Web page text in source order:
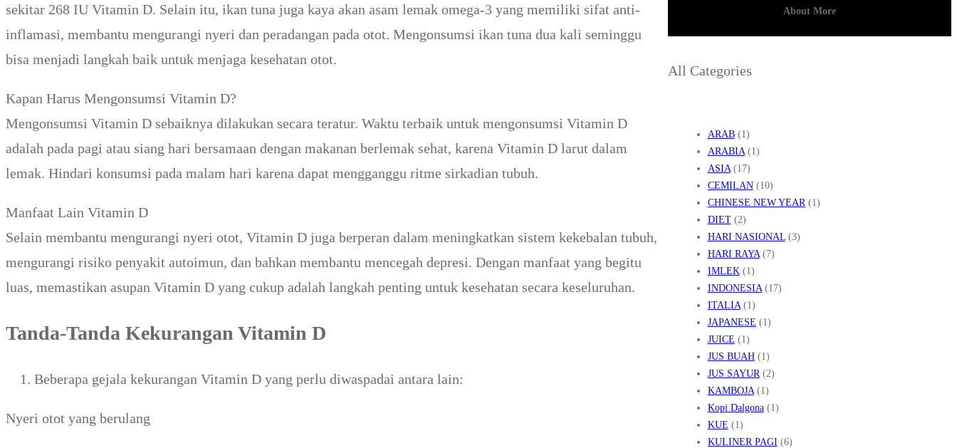
sekitar 268 IU Vitamin D. Selain itu, ikan tuna juga kaya akan asam lemak omega-3 yang memiliki sifat anti-
inflamasi, membantu mengurangi nyeri dan peradangan pada otot. Mengonsumsi ikan tuna dua kali seminggu
bisa menjadi langkah baik untuk menjaga kesehatan otot.
Kapan Harus Mengonsumsi Vitamin D?
Mengonsumsi Vitamin D sebaiknya dilakukan secara teratur. Waktu terbaik untuk mengonsumsi Vitamin D
adalah pada pagi atau siang hari bersamaan dengan makanan berlemak sehat, karena Vitamin D larut dalam
lemak. Hindari konsumsi pada malam hari karena dapat mengganggu ritme sirkadian tubuh.
Manfaat Lain Vitamin D
Selain membantu mengurangi nyeri otot, Vitamin D juga berperan dalam meningkatkan sistem kekebalan tubuh,
mengurangi risiko penyakit autoimun, dan bahkan membantu mencegah depresi. Dengan manfaat yang begitu
luas, memastikan asupan Vitamin D yang cukup adalah langkah penting untuk kesehatan secara keseluruhan.
Tanda-Tanda Kekurangan Vitamin D
Beberapa gejala kekurangan Vitamin D yang perlu diwaspadai antara lain:
Nyeri otot yang berulang
About More
All Categories
ARAB(1)
ARABIA(1)
ASIA(17)
CEMILAN(10)
CHINESE NEW YEAR (1)
DIET(2)
HARI NASIONAL(3)
HARI RAYA(7)
IMLEK(1)
INDONESIA(17)
ITALIA(1)
JAPANESE (1)
JUICE (1)
JUS BUAH(1)
JUS SAYUR (2)
KAMBOJA(1)
Kopi Dalgona(1)
KUE (1)
KULINER PAGI (6)